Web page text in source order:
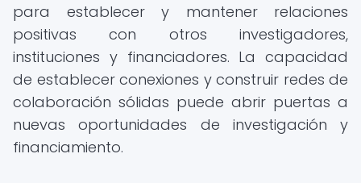
para establecer y mantener relaciones
positivas con otros investigadores,
instituciones y financiadores. La capacidad
de establecer conexiones y construir redes de
colaboración sólidas puede abrir puertas a
nuevas oportunidades de investigación y
financiamiento.